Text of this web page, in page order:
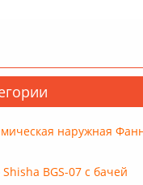
наружная
BGS-07 с бачей